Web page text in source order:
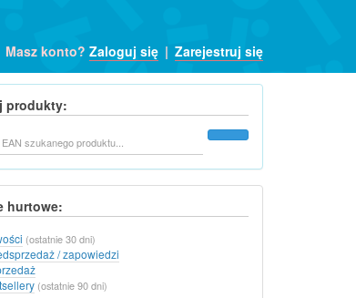
Masz konto? Zaloguj się | Zarejestruj się
produkty:
hurtowe:
(ostatnie 30 dni)
/ zapowiedzi
(ostatnie 90 dni)